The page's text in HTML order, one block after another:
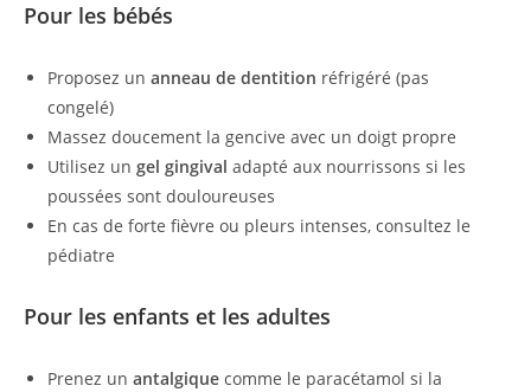
Pour les bébés
Proposez un anneau de dentition réfrigéré (pas
congelé)
Massez doucement la gencive avec un doigt propre
Utilisez un gel gingival adapté aux nourrissons si les
poussées sont douloureuses
En cas de forte fièvre ou pleurs intenses, consultez le
pédiatre
Pour les enfants et les adultes
Prenez un antalgique comme le paracétamol si la